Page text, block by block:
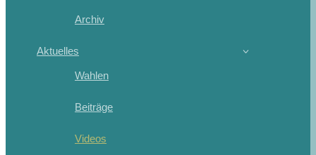
Archiv
Aktuelles
Wahlen
Beiträge
Videos